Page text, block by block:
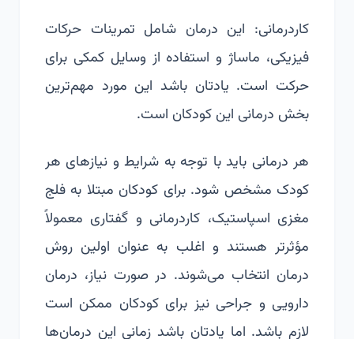
کاردرمانی: این درمان شامل تمرینات حرکات
فیزیکی، ماساژ و استفاده از وسایل کمکی برای
حرکت است. یادتان باشد این مورد مهم‌ترین
بخش درمانی این کودکان است.
هر درمانی باید با توجه به شرایط و نیازهای هر
کودک مشخص شود. برای کودکان مبتلا به فلج
مغزی اسپاستیک، کاردرمانی و گفتاری معمولاً
مؤثرتر هستند و اغلب به عنوان اولین روش
درمان انتخاب می‌شوند. در صورت نیاز، درمان
دارویی و جراحی نیز برای کودکان ممکن است
لازم باشد. اما یادتان باشد زمانی این درمان‌ها